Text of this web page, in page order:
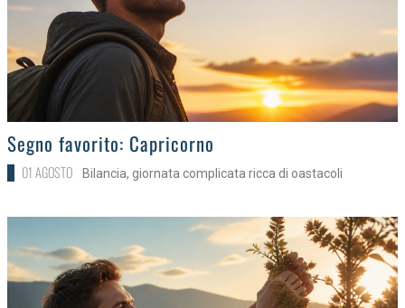
>
Segno favorito: Capricorno
01 AGOSTO Bilancia, giornata complicata ricca di oastacoli